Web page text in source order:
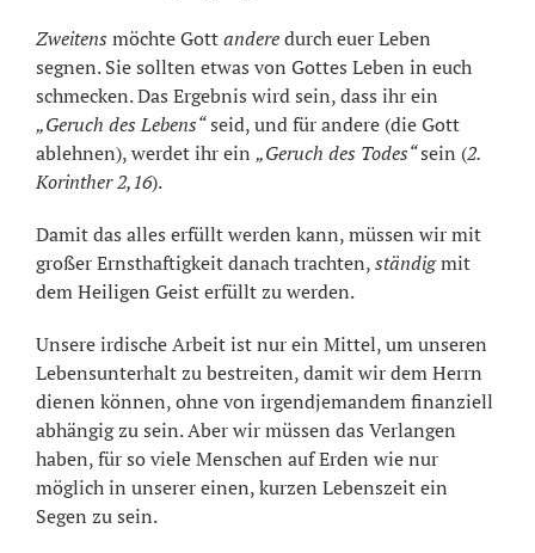
Zweitens möchte Gottanderedurch euer Leben
segnen. Sie sollten etwas von Gottes Leben in euch
schmecken. Das Ergebnis wird sein, dass ihr ein
„Geruch des Lebens“seid, und für andere (die Gott
ablehnen), werdet ihr ein „Geruch des Todes“sein (2.
Korinther 2,16).
Damit das alles erfüllt werden kann, müssen wir mit
großer Ernsthaftigkeit danach trachten,ständigmit
dem Heiligen Geist erfüllt zu werden.
Unsere irdische Arbeit ist nur ein Mittel, um unseren
Lebensunterhalt zu bestreiten, damit wir dem Herrn
dienen können, ohne von irgendjemandem finanziell
abhängig zu sein. Aber wir müssen das Verlangen
haben, für so viele Menschen auf Erden wie nur
möglich in unserer einen, kurzen Lebenszeit ein
Segen zu sein.